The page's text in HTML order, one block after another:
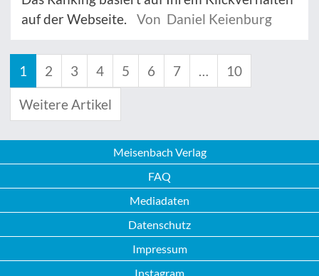
auf der Webseite.
Von Daniel Keienburg
1 2 3 4 5 6 7 … 10
Weitere Artikel
Meisenbach Verlag
FAQ
Mediadaten
Datenschutz
Impressum
Instagram